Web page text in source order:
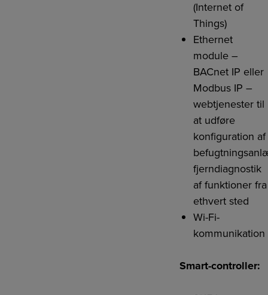
(Internet of
Things)
Ethernet
module –
BACnet IP eller
Modbus IP –
webtjenester til
at udføre
konfiguration af
fjerndiagnostik
af funktioner fra
ethvert sted
Wi-Fi-
kommunikation
Smart-controller: